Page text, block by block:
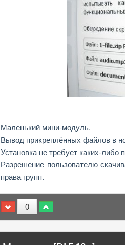
Маленький мини-модуль.
Вывод прикреплённых файлов в
Установка не требует каких-либо
Разрешение пользователю
права групп.
0